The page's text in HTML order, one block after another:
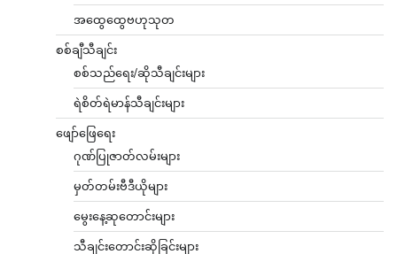
အထွေထွေဗဟုသုတ
စစ်ချီသီချင်း
စစ်သည်ရေး/ဆိုသီချင်းများ
ရဲစိတ်ရဲမာန်သီချင်းများ
ဖျော်ဖြေရေး
ဂုဏ်ပြုဇာတ်လမ်းများ
မှတ်တမ်းဗီဒီယိုများ
မွေးနေ့ဆုတောင်းများ
သီချင်းတောင်းဆိုခြင်းများ